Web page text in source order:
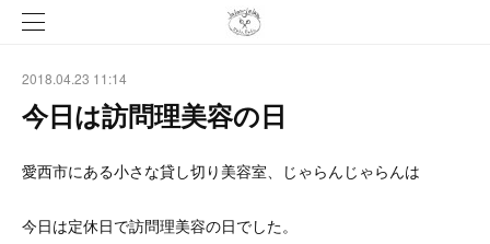
2018.04.23 11:14
今日は訪問理美容の日
愛西市にある小さな貸し切り美容室、じゃらんじゃらんは
今日は定休日で訪問理美容の日でした。